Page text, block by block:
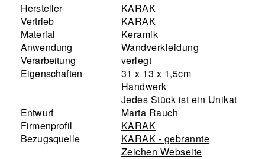
Hersteller
KARAK
Vertrieb
KARAK
Material
Keramik
Anwendung
Wandverkleidung
Verarbeitung
verlegt
Eigenschaften
31 x 13 x 1,5cm
Handwerk
Jedes Stück ist ein Unikat
Entwurf
Marta Rauch
Firmenprofil
KARAK
Bezugsquelle
KARAK - gebrannte
Zeichen Webseite